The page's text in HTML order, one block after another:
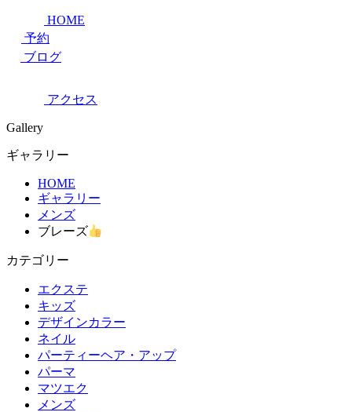
HOME
予約
ブログ
アクセス
Gallery
ギャラリー
HOME
ギャラリー
メンズ
ブレーズ
カテゴリー
エクステ
キッズ
デザインカラー
ネイル
パーティーヘア・アップ
パーマ
マツエク
メンズ